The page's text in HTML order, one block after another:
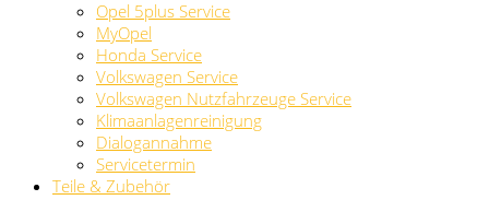
Opel 5plus Service
MyOpel
Honda Service
Volkswagen Service
Volkswagen Nutzfahrzeuge Service
Klimaanlagenreinigung
Dialogannahme
Servicetermin
Teile & Zubehör